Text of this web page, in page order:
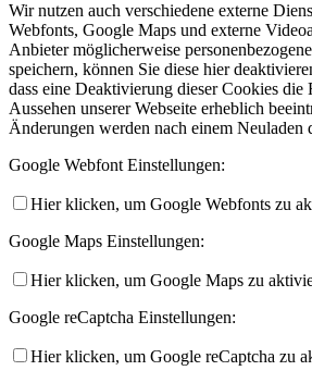
Wir nutzen auch verschiedene externe
Webfonts, Google Maps und externe
Anbieter möglicherweise
speichern, können Sie diese hier
dass eine Deaktivierung dieser Cookies die
Aussehen unserer Webseite erheblich
Änderungen werden nach einem Neuladen
Google Webfont Einstellungen:
Hier klicken, um Google Webfonts zu
Google Maps Einstellungen:
Hier klicken, um Google Maps zu
Google reCaptcha Einstellungen:
Hier klicken, um Google reCaptcha zu